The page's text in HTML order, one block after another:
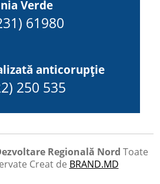
Verde
61980
anticorupție
250 535
Regională Nord Toate
Creat de BRAND.MD